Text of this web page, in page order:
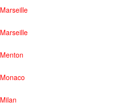
Marseille
Marseille
Menton
Monaco
Milan